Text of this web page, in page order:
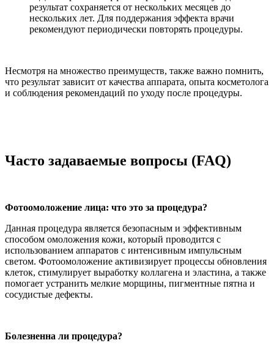
результат сохраняется от нескольких месяцев до
нескольких лет. Для поддержания эффекта врачи
рекомендуют периодически повторять процедуры.
Несмотря на множество преимуществ, также важно помнить,
что результат зависит от качества аппарата, опыта косметолога
и соблюдения рекомендаций по уходу после процедуры.
Часто задаваемые вопросы (FAQ)
Фотоомоложение лица: что это за процедура?
Данная процедура является безопасным и эффективным
способом омоложения кожи, который проводится с
использованием аппаратов с интенсивным импульсным
светом. Фотоомоложение активизирует процессы обновления
клеток, стимулирует выработку коллагена и эластина, а также
помогает устранить мелкие морщины, пигментные пятна и
сосудистые дефекты.
Болезненна ли процедура?